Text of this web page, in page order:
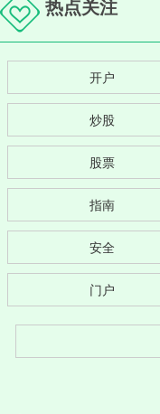
热点关注
开户
炒股
股票
指南
安全
门户